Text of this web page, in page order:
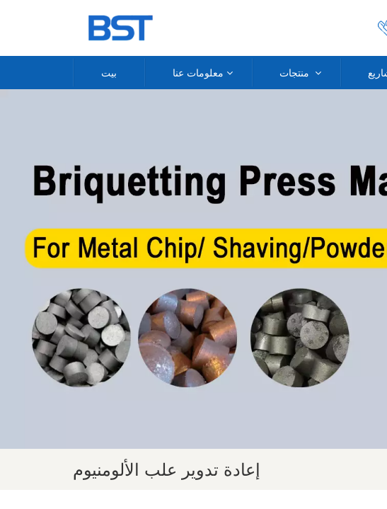
بيت معلومات عنا
إعادة تدوير علب الألومنيوم